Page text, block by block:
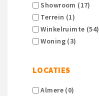
Showroom (17)
Terrein (1)
Winkelruimte (54)
Woning (3)
LOCATIES
Almere (0)